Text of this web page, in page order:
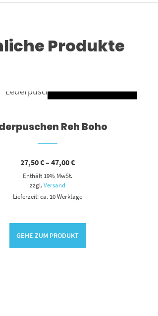
Produkte
Dieses Produkt weist mehrere Varianten auf. Die Optionen können auf der Produktseite gewählt werden
Reh Boho
27,50€–47,00€Preisspanne:
Enthält 19% MwSt.
zzgl.Versand
Lieferzeit: ca. 10 Werktage
GEHE ZUM PRODUKT